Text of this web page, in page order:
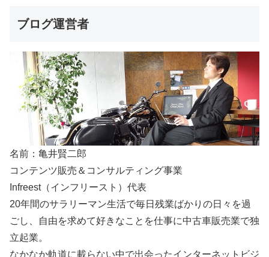
ブログ運営者
名前：亀井賢二郎
コンテンツ販売＆コンサルティング事業
Infreest（インフリースト）代表
20年間のサラリーマン生活で毎日残業ばかりの日々を過
ごし、自由を求めて好きなことを仕事に中古車販売業で独
立起業。
なかなか軌道に載らない中で出会ったインターネットビジ